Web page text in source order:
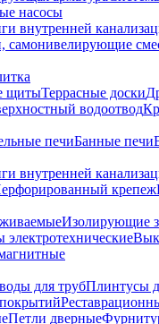
насосы
внутренней
самонивелирующие
щитыТеррасные доски
водоотвод
печиБанные печи
внутренней
крепеж
Изолирующие
для трубПлинтусы
Петли дверные